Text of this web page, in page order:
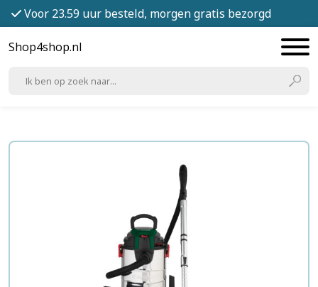
Voor 23.59 uur besteld, morgen gratis bezorgd
Shop4shop.nl